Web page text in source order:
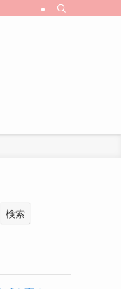
検索